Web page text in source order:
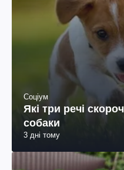
Соціум
Які три речі
собаки
3 дні тому